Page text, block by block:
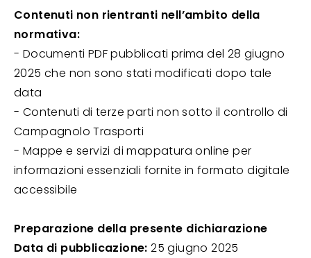
Contenuti non rientranti nell’ambito della
normativa:
- Documenti PDF pubblicati prima del 28 giugno
2025 che non sono stati modificati dopo tale
data
- Contenuti di terze parti non sotto il controllo di
Campagnolo Trasporti
- Mappe e servizi di mappatura online per
informazioni essenziali fornite in formato digitale
accessibile
Preparazione della presente dichiarazione
Data di pubblicazione: 25 giugno 2025